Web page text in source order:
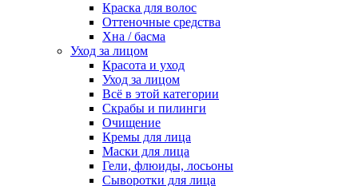
Краска для волос
Оттеночные средства
Хна / басма
Уход за лицом
Красота и уход
Уход за лицом
Всё в этой категории
Скрабы и пилинги
Очищение
Кремы для лица
Маски для лица
Гели, флюиды, лосьоны
Сыворотки для лица